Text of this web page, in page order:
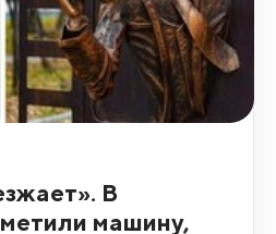
В
машину,